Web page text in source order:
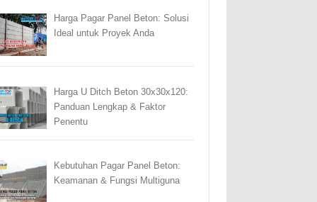
Harga Pagar Panel Beton: Solusi
Ideal untuk Proyek Anda
Harga U Ditch Beton 30x30x120:
Panduan Lengkap & Faktor
Penentu
Kebutuhan Pagar Panel Beton:
Keamanan & Fungsi Multiguna